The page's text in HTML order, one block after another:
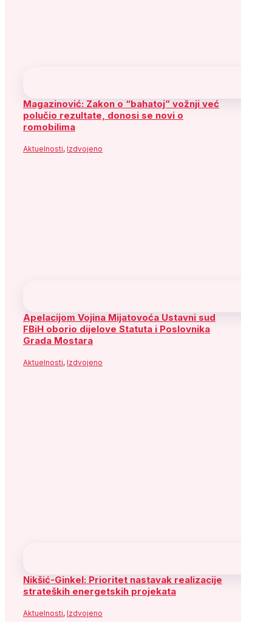
Magazinović: Zakon o “bahatoj” vožnji već
polučio rezultate, donosi se novi o
romobilima
Aktuelnosti, Izdvojeno
Apelacijom Vojina Mijatovoća Ustavni sud
FBiH oborio dijelove Statuta i Poslovnika
Grada Mostara
Aktuelnosti, Izdvojeno
Nikšić-Ginkel: Prioritet nastavak realizacije
strateških energetskih projekata
Aktuelnosti, Izdvojeno